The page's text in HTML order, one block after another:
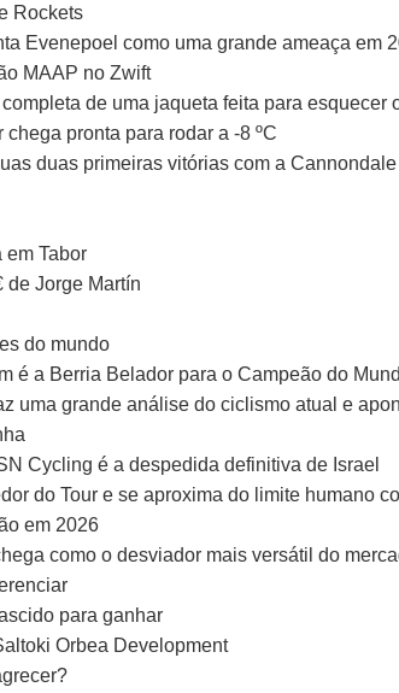
Rockets
Evenepoel como uma grande ameaça em
MAAP no Zwift
de uma jaqueta feita para esquecer
pronta para rodar a -8 ºC
duas primeiras vitórias com a
Tabor
de Jorge Martín
do mundo
é a Berria Belador para o Campeão do
uma grande análise do ciclismo atual e
Cycling é a despedida definitiva de Israel
do Tour e se aproxima do limite humano
em 2026
como o desviador mais versátil do
para ganhar
Orbea Development